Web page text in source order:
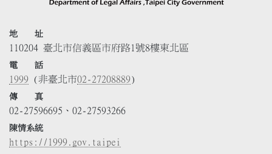
地 址
110204 臺北市信義區市府路1號8樓東北區
電 話
1999 (非臺北市02-27208889)
傳 真
02-27596695、02-27593266
陳情系統
https://1999.gov.taipei